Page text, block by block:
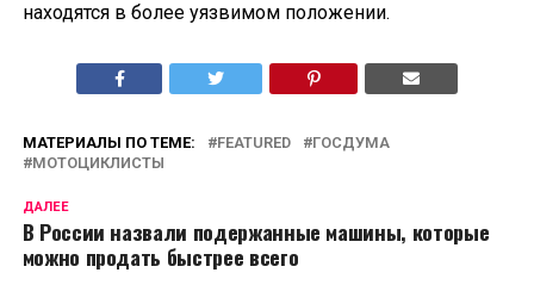
находятся в более уязвимом положении.
МАТЕРИАЛЫ ПО ТЕМЕ: FEATURED
ГОСДУМА
МОТОЦИКЛИСТЫ
ДАЛЕЕ
В России назвали подержанные машины, которые
можно продать быстрее всего